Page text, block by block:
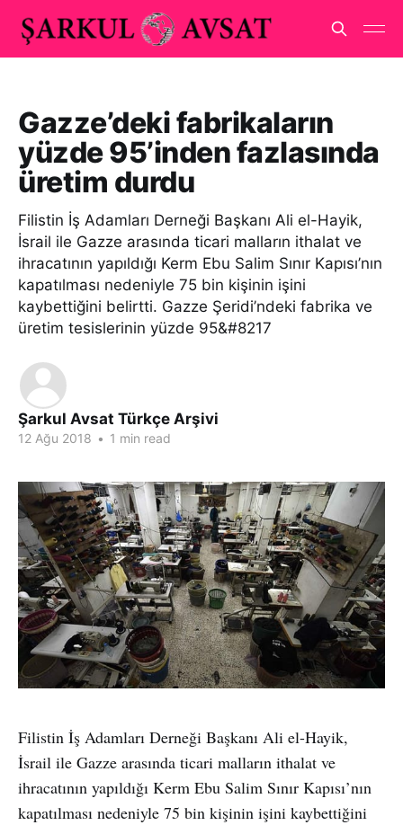
Gazze’deki fabrikaların
yüzde 95’inden fazlasında
üretim durdu
Filistin İş Adamları Derneği Başkanı Ali el-Hayik,
İsrail ile Gazze arasında ticari malların ithalat ve
ihracatının yapıldığı Kerm Ebu Salim Sınır Kapısı’nın
kapatılması nedeniyle 75 bin kişinin işini
kaybettiğini belirtti. Gazze Şeridi’ndeki fabrika ve
üretim tesislerinin yüzde 95&#8217
Şarkul Avsat Türkçe Arşivi
12 Ağu 2018 • 1 min read
Filistin İş Adamları Derneği Başkanı Ali el-Hayik,
İsrail ile Gazze arasında ticari malların ithalat ve
ihracatının yapıldığı Kerm Ebu Salim Sınır Kapısı’nın
kapatılması nedeniyle 75 bin kişinin işini kaybettiğini